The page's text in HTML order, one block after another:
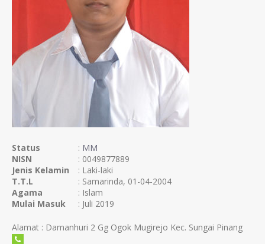
Status : MM
NISN
: 0049877889
Jenis Kelamin
: Laki-laki
T.T.L
: Samarinda, 01-04-2004
Agama
: Islam
Mulai Masuk
: Juli 2019
Alamat : Damanhuri 2 Gg Ogok Mugirejo Kec. Sungai Pinang